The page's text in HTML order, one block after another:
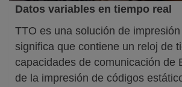
Datos variables en tiempo real
TTO es una solución de
significa que contiene un reloj de
capacidades de comunicación de
de la impresión de códigos